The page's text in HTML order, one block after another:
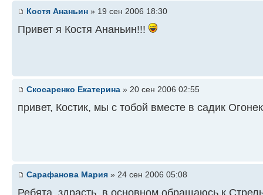
Костя Ананьин » 19 сен 2006 18:30
Привет я Костя Ананьин!!!
Скосаренко Екатерина » 20 сен 2006 02:55
привет, Костик, мы с тобой вместе в садик
Сарафанова Мария » 24 сен 2006 05:08